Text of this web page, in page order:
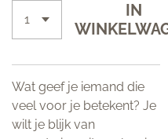
IN
Wat geef je iemand die
veel voor je betekent? Je
wilt je blijk van